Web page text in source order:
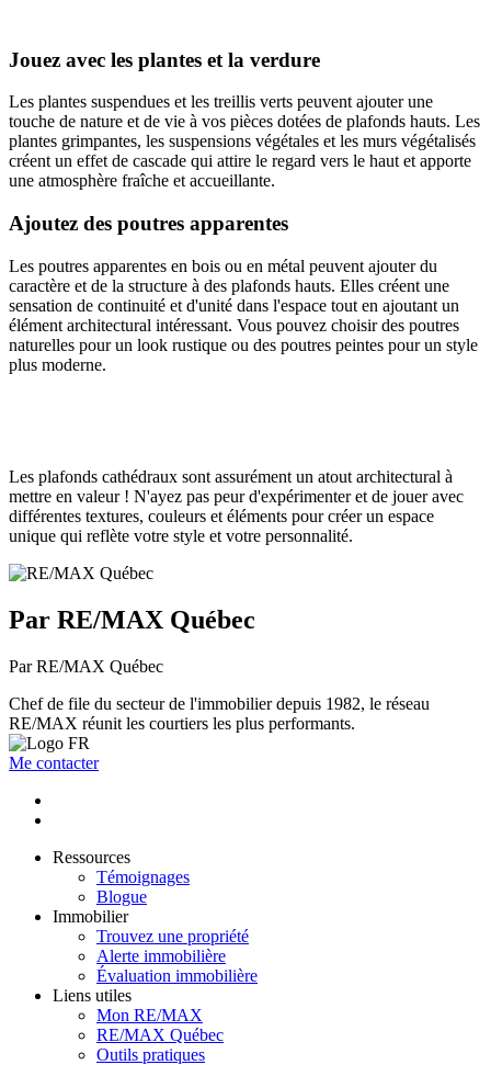
Jouez avec les plantes et la verdure
Les plantes suspendues et les treillis verts peuvent ajouter une
touche de nature et de vie à vos pièces dotées de plafonds hauts. Les
plantes grimpantes, les suspensions végétales et les murs végétalisés
créent un effet de cascade qui attire le regard vers le haut et apporte
une atmosphère fraîche et accueillante.
Ajoutez des poutres apparentes
Les poutres apparentes en bois ou en métal peuvent ajouter du
caractère et de la structure à des plafonds hauts. Elles créent une
sensation de continuité et d'unité dans l'espace tout en ajoutant un
élément architectural intéressant. Vous pouvez choisir des poutres
naturelles pour un look rustique ou des poutres peintes pour un style
plus moderne.
Les plafonds cathédraux sont assurément un atout architectural à
mettre en valeur ! N'ayez pas peur d'expérimenter et de jouer avec
différentes textures, couleurs et éléments pour créer un espace
unique qui reflète votre style et votre personnalité.
Par RE/MAX Québec
Par RE/MAX Québec
Chef de file du secteur de l'immobilier depuis 1982, le réseau
RE/MAX réunit les courtiers les plus performants.
Me contacter
Ressources
Témoignages
Blogue
Immobilier
Trouvez une propriété
Alerte immobilière
Évaluation immobilière
Liens utiles
Mon RE/MAX
RE/MAX Québec
Outils pratiques